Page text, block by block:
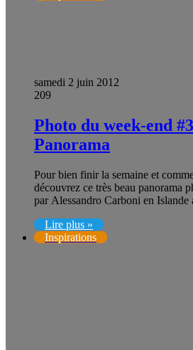
samedi 2 juin 2012
209
Photo du week-end
Panorama
Pour bien finir la semaine et
découvrez ce très beau panorama
par Alessandro Carboni en
Lire plus »
Inspirations